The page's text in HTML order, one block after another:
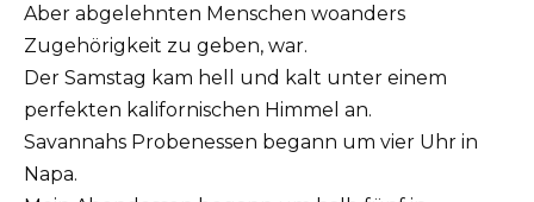
Aber abgelehnten Menschen woanders
Zugehörigkeit zu geben, war.
Der Samstag kam hell und kalt unter einem
perfekten kalifornischen Himmel an.
Savannahs Probenessen begann um vier Uhr in
Napa.